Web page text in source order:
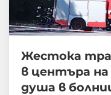
Жестока
в центъра
душа в